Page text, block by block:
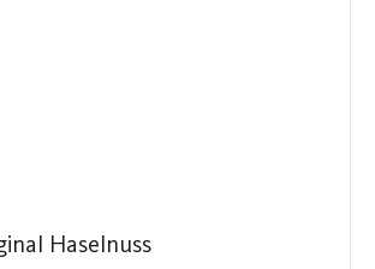
Haselnuss